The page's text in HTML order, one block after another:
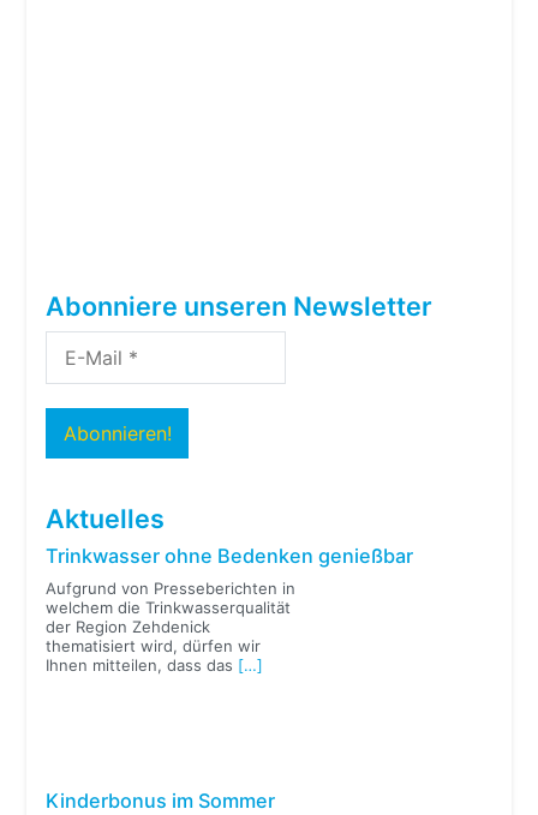
Abonniere unseren Newsletter
Aktuelles
Trinkwasser ohne Bedenken genießbar
Aufgrund von Presseberichten in
welchem die Trinkwasserqualität
der Region Zehdenick
thematisiert wird, dürfen wir
Ihnen mitteilen, dass das […]
Kinderbonus im Sommer